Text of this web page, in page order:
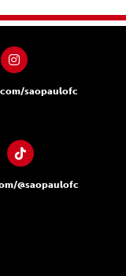
saopaulofc
@saopaulofc